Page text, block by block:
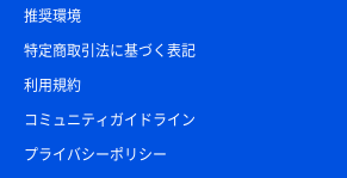
推奨環境
特定商取引法に基づく表記
利用規約
コミュニティガイドライン
プライバシーポリシー